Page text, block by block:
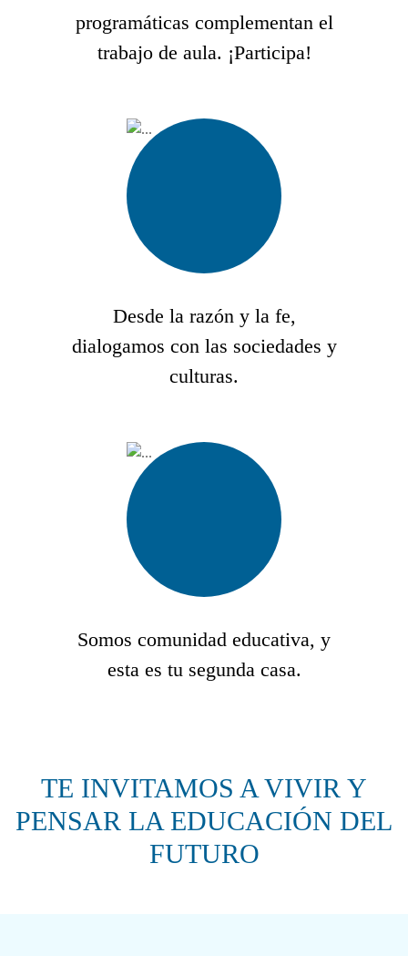
programáticas complementan el
trabajo de aula. ¡Participa!
Desde la razón y la fe,
dialogamos con las sociedades y
culturas.
Somos comunidad educativa, y
esta es tu segunda casa.
TE INVITAMOS A VIVIR Y
PENSAR LA EDUCACIÓN DEL
FUTURO